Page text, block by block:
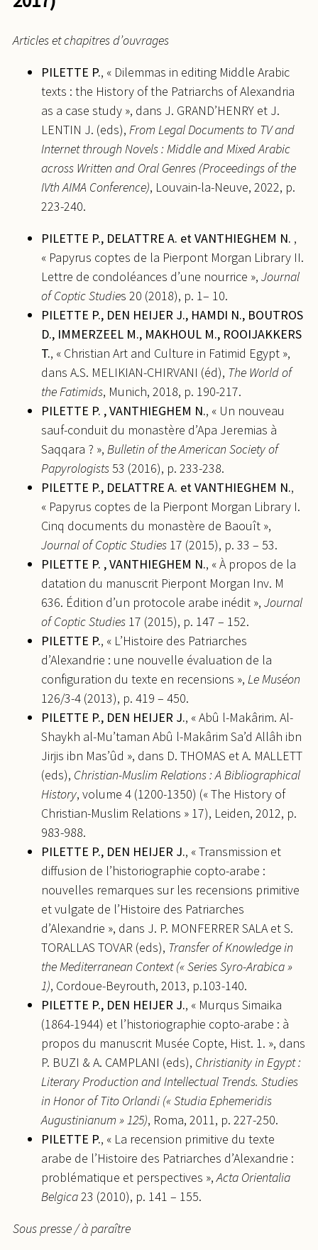
Annales Islamologiques, 2018, 52, pp.193-218.
un saint éthiopien en Égypte : une étude
préliminaire des textes arabes traduits du guèze.
Damien Labadie; Martina Ambu.
objets entre l’Égypte copte et la Corne de l’Afrique
chrétienne au Moyen Âge, Brepols, A paraître,
Nubia - Studies in the Archaeology and History of
Northeast Africa.⟨hal-04381869⟩
Perrine Pilette. Transmission et (ré)écritures de
l’histoire ecclésiastique copte à l’époque
médiévale: l’Histoire des Patriarches d’Alexandrie,
texte-carrefour. Florence Jullien.
et Euphrate, Brepols, A paraître, Cultural
Encounters in Late Antiquity and the Middle Ages.
⟨halshs-03510576⟩
Perrine Pilette. The Fortunes of the Life of
Cosmas III (920-932), from the History of the
Patriarchs of Alexandria to the Synaxaria. Marie-
Laure Derat; Adam Łajtar; Robin Seignobos;
Alexandros Tsakos.Bishops and Bishoprics (Egypt,
Nubia and Ethiopia, fourth-thirteenth century).
Religious Authorities, Episcopal Seats and
Interactions in Local and Regional Perspectives
press, Journal of Juristic Papyrology,
Monographs.⟨halshs-03510694⟩
Perrine Pilette. Dilemmas in editing Middle Arabic
texts : the History of the Patriarchs of Alexandria
as a case study. J. Grand'Henry; J. Lentin.Middle
and Mixed Arabic over Time and across Written and
Oral Genres : from Legal Documents to Television
and Internet through Literature (Proceedings of the
IVth AIMA Conference),Peeters, pp.223-240, 2022,
9789042945142.⟨halshs-04338295⟩
Perrine Pilette. Trouver l’"aujourd’hui" d’Abū al-
Makārim? Le cas de la description du monastère
Saint-Macaire dans l’Histoire des églises et des
monastères d’Égypte: une étude des sources.
Anne Boud'hors; Jitse Dijkstra; Esther Garel.
Etudes coptes XVII. Dix-neuvième journée d’études
(Ottawa, 19-22 juin 2019) , De Boccard, pp.277 - 311,
2022, 978-2-7018-0634-1.⟨halshs-03510611⟩
Perrine Pilette, Liesbeth Zack, Johannes den
Heijer. L'imāla finale en Égypte : une approche
diachronique. Nadia Comolli; Julien Dufour;
Marie-Aimée Germanos.Libellules : arabes,
sémitiques, italiennes, berbères. Études linguistiques
et littéraires offertes à Jérôme Lentin par ses
collègues, élèves et amis ,Geuthner, pp.629-662,
2021, 9782705340896. ⟨halshs-03510533⟩
Perrine Pilette. Nouvelles observations sur les
manuscrits de l’Histoire des Églises et des
Monastères d’Égypte (Paris arabe 207 et Munich
arabe 2570).Études coptes XVI , De Boccard,
pp.281-296, 2020, 978-7018-0608-2.⟨halshs-
03059299⟩
Johannes den Heijer, Elynn Gorris, Perrine Pilette.
Le fonds Ryckmans conservé aux Archives de
l’Université catholique de Louvain : historique,
projets et enjeux. Cannuyer, Christian and Michel
(dir.), Marianne.Archiver, conserver et collectionner
en Orient- Alexandre TOUROVETS in memoriam,
pp.271--284, 2020, Acta Orientalia Belgica 33.⟨hal-
03686408⟩
Perrine Pilette. Time, Cycles and Rewritings in
Coptic-Arabic Historiography. A Comparison
Articles et chapitres d’ouvrages
PILETTE P., « Dilemmas in editing Middle Arabic
texts : the History of the Patriarchs of Alexandria
as a case study », dans J. GRAND’HENRY et J.
LENTIN J. (eds), From Legal Documents to TV and
Internet through Novels : Middle and Mixed Arabic
across Written and Oral Genres (Proceedings of the
IVth AIMA Conference), Louvain-la-Neuve, 2022, p.
223-240.
PILETTE P., DELATTRE A. et VANTHIEGHEM N. ,
« Papyrus coptes de la Pierpont Morgan Library II.
Lettre de condoléances d’une nourrice », Journal
of Coptic Studies 20 (2018), p. 1– 10.
PILETTE P., DEN HEIJER J., HAMDI N., BOUTROS
D., IMMERZEEL M., MAKHOUL M., ROOIJAKKERS
T., « Christian Art and Culture in Fatimid Egypt »,
dans A.S. MELIKIAN-CHIRVANI (éd), The World of
the Fatimids, Munich, 2018, p. 190-217.
PILETTE P. , VANTHIEGHEM N., « Un nouveau
sauf-conduit du monastère d’Apa Jeremias à
Saqqara ? », Bulletin of the American Society of
Papyrologists53 (2016), p. 233-238.
PILETTE P., DELATTRE A. et VANTHIEGHEM N.,
« Papyrus coptes de la Pierpont Morgan Library I.
Cinq documents du monastère de Baouît »,
Journal of Coptic Studies 17 (2015), p. 33 – 53.
PILETTE P. , VANTHIEGHEM N., « À propos de la
datation du manuscrit Pierpont Morgan Inv. M
636. Édition d’un protocole arabe inédit », Journal
of Coptic Studies 17 (2015), p. 147 – 152.
PILETTE P., « L’Histoire des Patriarches
d’Alexandrie : une nouvelle évaluation de la
configuration du texte en recensions », Le Muséon
126/3-4 (2013), p. 419 – 450.
PILETTE P., DEN HEIJER J., « Abû l-Makârim. Al-
Shaykh al-Mu’taman Abû l-Makârim Sa’d Allâh ibn
Jirjis ibn Mas’ûd », dans D. THOMAS et A. MALLETT
(eds), Christian-Muslim Relations : A Bibliographical
History, volume 4 (1200-1350) (« The History of
Christian-Muslim Relations » 17), Leiden, 2012, p.
983-988.
PILETTE P., DEN HEIJER J., « Transmission et
diffusion de l’historiographie copto-arabe :
nouvelles remarques sur les recensions primitive
et vulgate de l’Histoire des Patriarches
d’Alexandrie », dans J. P. MONFERRER SALA et S.
TORALLAS TOVAR (eds), Transfer of Knowledge in
the Mediterranean Context (« Series Syro-Arabica »
1), Cordoue-Beyrouth, 2013, p.103-140.
PILETTE P., DEN HEIJER J., « Murqus Simaika
(1864-1944) et l’historiographie copto-arabe : à
propos du manuscrit Musée Copte, Hist. 1. », dans
P. BUZI & A. CAMPLANI (eds), Christianity in Egypt :
Literary Production and Intellectual Trends. Studies
in Honor of Tito Orlandi (« Studia Ephemeridis
Augustinianum » 125), Roma, 2011, p. 227-250.
PILETTE P., « La recension primitive du texte
arabe de l’Histoire des Patriarches d’Alexandrie :
problématique et perspectives »,Acta Orientalia
Belgica23 (2010), p. 141 – 155.
Sous presse / à paraître